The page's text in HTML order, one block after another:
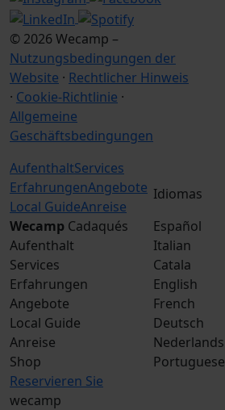
© 2026 Wecamp –
Nutzungsbedingungen der
Website · Rechtlicher Hinweis
· Cookie-Richtlinie ·
Allgemeine
Geschäftsbedingungen
AufenthaltServices
ErfahrungenAngebote
Local GuideAnreise
Wecamp Cadaqués
Aufenthalt
Services
Erfahrungen
Angebote
Local Guide
Anreise
Shop
Reservieren Sie
wecamp
Idiomas
Español
Italian
Catala
English
French
Deutsch
Nederlands
Portuguese